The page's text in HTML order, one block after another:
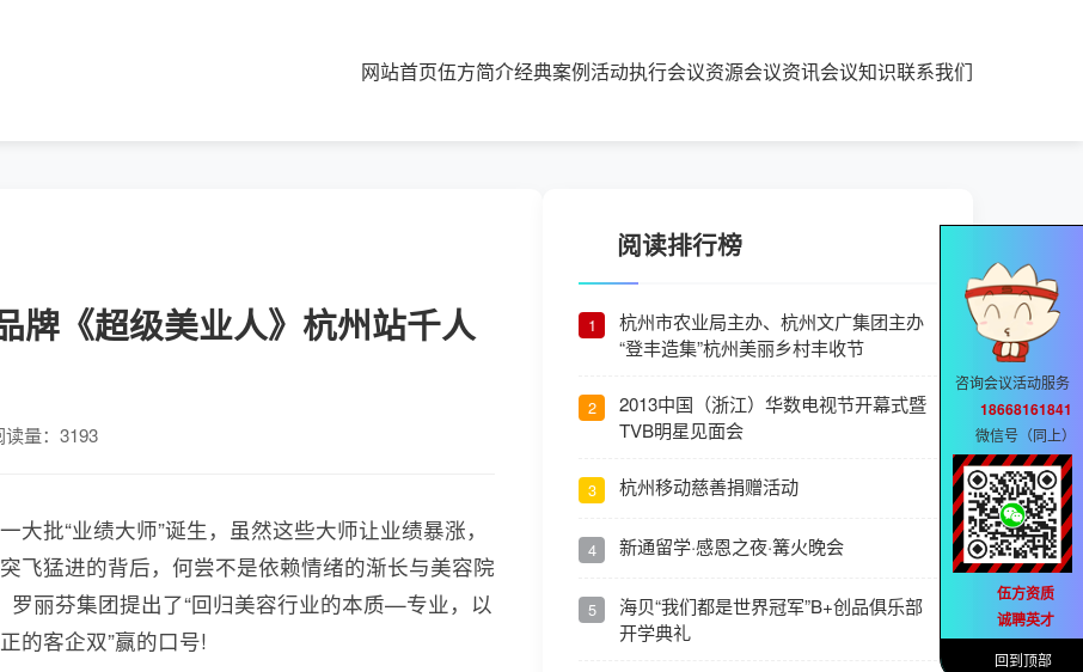
网站首页伍方简介经典案例活动执行会议资源会议资讯会议知识联系我们
牌《超级美业人》杭州站千人
读量：3193
批“业绩大师”诞生，虽然这些大师让业绩暴涨，
飞猛进的背后，何尝不是依赖情绪的渐长与美容院
丽芬集团提出了“回归美容行业的本质—专业，以
的客企双”赢的口号!
阅读排行榜
1
杭州市农业局主办、杭州文广集团主办
“登丰造集”杭州美丽乡村丰收节
2
2013中国（浙江）华数电视节开幕式暨
TVB明星见面会
3 杭州移动慈善捐赠活动
4 新通留学·感恩之夜·篝火晚会
5
海贝“我们都是世界冠军”B+创品俱乐部
开学典礼
咨询会议活动服务
18668161841
微信号（同上）
伍方资质
诚聘英才
回到顶部